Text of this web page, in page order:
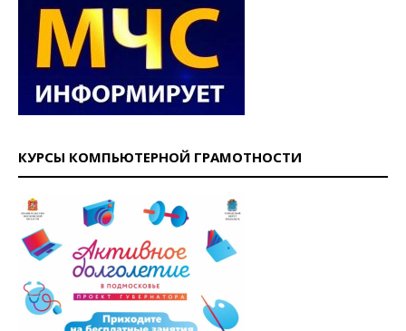
КУРСЫ КОМПЬЮТЕРНОЙ ГРАМОТНОСТИ